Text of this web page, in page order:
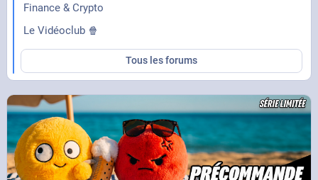
Finance & Crypto
Le Vidéoclub 🍿
Tous les forums